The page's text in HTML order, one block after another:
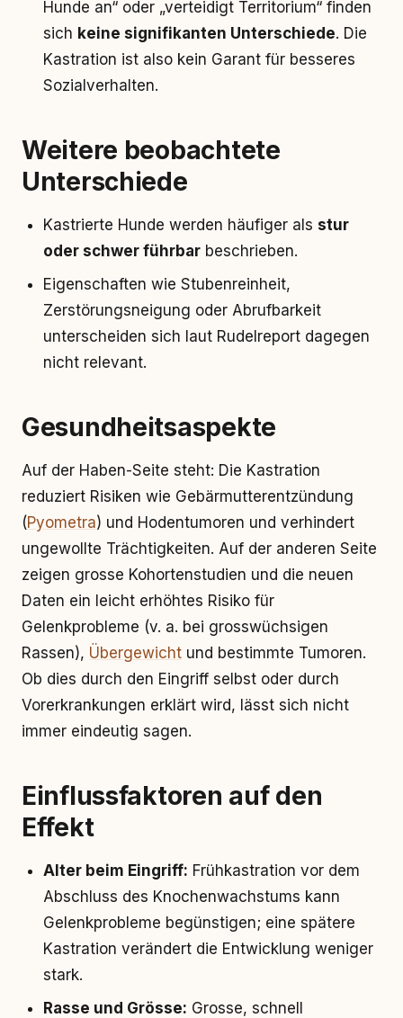
Hunde an“ oder „verteidigt Territorium“ finden
sich keine signifikanten Unterschiede. Die
Kastration ist also kein Garant für besseres
Sozialverhalten.
Weitere beobachtete
Unterschiede
Kastrierte Hunde werden häufiger als stur
oder schwer führbar beschrieben.
Eigenschaften wie Stubenreinheit,
Zerstörungsneigung oder Abrufbarkeit
unterscheiden sich laut Rudelreport dagegen
nicht relevant.
Gesundheitsaspekte
Auf der Haben-Seite steht: Die Kastration
reduziert Risiken wie Gebärmutterentzündung
(Pyometra) und Hodentumoren und verhindert
ungewollte Trächtigkeiten. Auf der anderen Seite
zeigen grosse Kohortenstudien und die neuen
Daten ein leicht erhöhtes Risiko für
Gelenkprobleme (v. a. bei grosswüchsigen
Rassen), Übergewicht und bestimmte Tumoren.
Ob dies durch den Eingriff selbst oder durch
Vorerkrankungen erklärt wird, lässt sich nicht
immer eindeutig sagen.
Einflussfaktoren auf den
Effekt
Alter beim Eingriff: Frühkastration vor dem
Abschluss des Knochenwachstums kann
Gelenkprobleme begünstigen; eine spätere
Kastration verändert die Entwicklung weniger
stark.
Rasse und Grösse: Grosse, schnell